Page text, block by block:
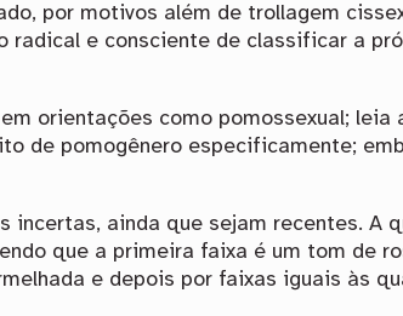
por motivos além de trollagem
radical e consciente de classificar a
orientações como pomossexual; leia
de pomogênero especificamente;
incertas, ainda que sejam recentes.
que a primeira faixa é um tom de
e depois por faixas iguais às